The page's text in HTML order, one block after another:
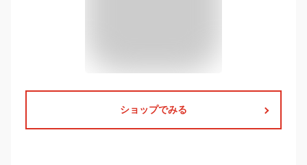
ショップでみる